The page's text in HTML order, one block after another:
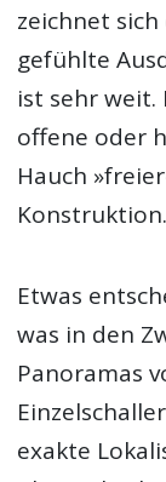
zeichnet
gefühlte
ist sehr
offene oder
Hauch
Konstruktion.
Etwas
was in den
Panoramas
exakte